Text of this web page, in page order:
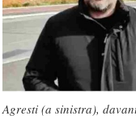
Agresti (a sinistra),